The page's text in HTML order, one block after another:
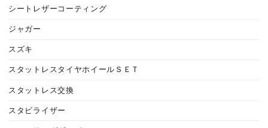
シートレザーコーティング
ジャガー
スズキ
スタットレスタイヤホイールＳＥＴ
スタットレス交換
スタビライザー